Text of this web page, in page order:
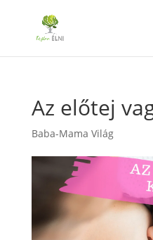
Az előtej
Baba-Mama Világ